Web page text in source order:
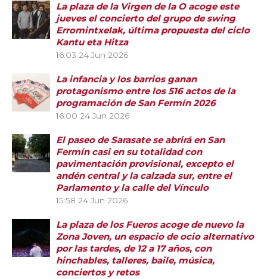
La plaza de la Virgen de la O acoge este
jueves el concierto del grupo de swing
Erromintxelak, última propuesta del ciclo
Kantu eta Hitza
16:03 24 Jun 2026
La infancia y los barrios ganan
protagonismo entre los 516 actos de la
programación de San Fermín 2026
16:00 24 Jun 2026
El paseo de Sarasate se abrirá en San
Fermín casi en su totalidad con
pavimentación provisional, excepto el
andén central y la calzada sur, entre el
Parlamento y la calle del Vínculo
15:58 24 Jun 2026
La plaza de los Fueros acoge de nuevo la
Zona Joven, un espacio de ocio alternativo
por las tardes, de 12 a 17 años, con
hinchables, talleres, baile, música,
conciertos y retos